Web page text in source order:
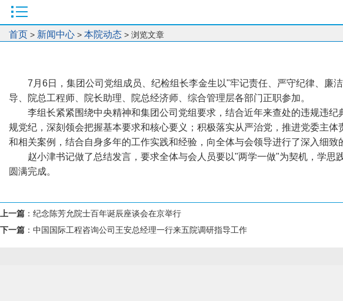
首页 > 新闻中心 > 本院动态 > 浏览文章
7月6日，集团公司党组成员、纪检组长李金生以"牢记责任、严守纪律、廉
导、院总工程师、院长助理、院总经济师、综合管理层各部门正职参加。
李组长紧紧围绕中央精神和集团公司党组要求，结合近年来查处的违规违
规党纪，深刻领会把握基本要求和核心要义；积极落实从严治党，推进党委主
和相关案例，结合自身多年的工作实践和经验，向全体与会领导进行了深入细致
赵小津书记做了总结发言，要求全体与会人员要以"两学一做"为契机，学
圆满完成。
上一篇 ： 纪念陈芳允院士百年诞辰座谈会在京举行
下一篇 ： 中国国际工程咨询公司王安总经理一行来五院调研指导工作